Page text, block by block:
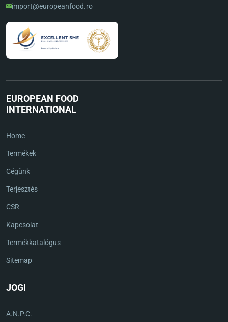
import@europeanfood.ro
EUROPEAN FOOD
INTERNATIONAL
Home
Termékek
Cégünk
Terjesztés
CSR
Kapcsolat
Termékkatalógus
Sitemap
JOGI
A.N.P.C.